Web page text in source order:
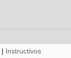
| Instructivos